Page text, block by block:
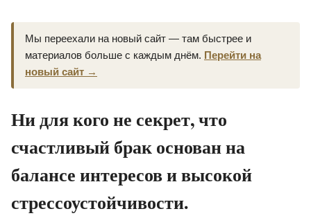
Мы переехали на новый сайт — там быстрее и
материалов больше с каждым днём. Перейти на
новый сайт →
Ни для кого не секрет, что
счастливый брак основан на
балансе интересов и высокой
стрессоустойчивости.